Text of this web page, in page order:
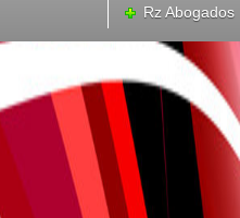
Rz Abogados